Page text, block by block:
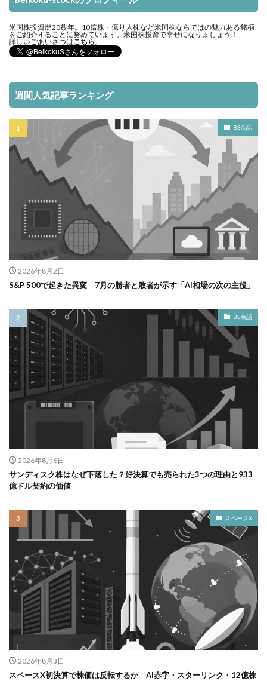
米国株投資歴20数年。10倍株・億り人株など米国株ならではの魅力ある銘柄
をご紹介することに努めています。米国株投資で幸せになりましょう！
詳しいごあいさつはこちら 。
週間人気記事ランキング
BS余話
2026年8月2日
S&P 500で起きた異変 7月の勝者と敗者が示す「AI相場の次の主役」
BS余話
2026年8月6日
サンディスク株はなぜ下落した？好決算でも売られた3つの理由と933
億ドル契約の価値
スペースX
2026年8月3日
スペースX初決算で株価は反転するか AI赤字・スターリンク・12億株